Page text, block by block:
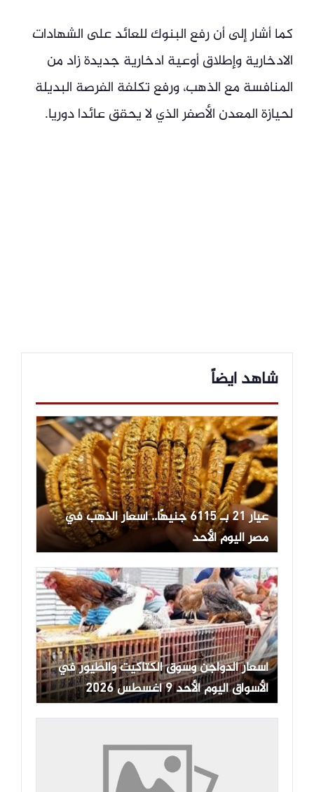
كما أشار إلى أن رفع البنوك للعائد على الشهادات
الادخارية وإطلاق أوعية ادخارية جديدة زاد من
المنافسة مع الذهب، ورفع تكلفة الفرصة البديلة
لحيازة المعدن الأصفر الذي لا يحقق عائدا دوريا.
شاهد ايضاً
عيار 21 بـ 6115 جنيهًا.. أسعار الذهب في
مصر اليوم الأحد
أسعار الدواجن وسوق الكتاكيت والطيور في
الأسواق اليوم الأحد 9 أغسطس 2026